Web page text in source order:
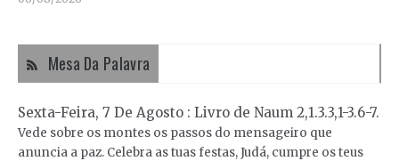
Mesa Da Palavra
Sexta-Feira, 7 De Agosto : Livro de Naum 2,1.3.3,1-3.6-7.
Vede sobre os montes os passos do mensageiro que
anuncia a paz. Celebra as tuas festas, Judá, cumpre os teus